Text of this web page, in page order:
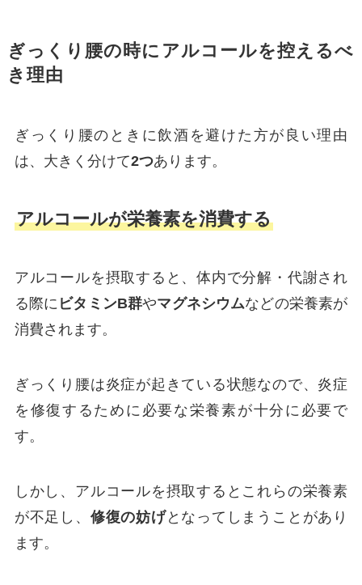
ぎっくり腰の時にアルコールを控えるべ
き理由
ぎっくり腰のときに飲酒を避けた方が良い理由
は、大きく分けて2つあります。
アルコールが栄養素を消費する
アルコールを摂取すると、体内で分解・代謝され
る際に ビタミンB群やマグネシウムなどの栄養素が
消費されます。
ぎっくり腰は炎症が起きている状態なので、炎症
を修復するために必要な栄養素が十分に必要で
す。
しかし、アルコールを摂取するとこれらの栄養素
が不足し、 修復の妨げとなってしまうことがあり
ます。